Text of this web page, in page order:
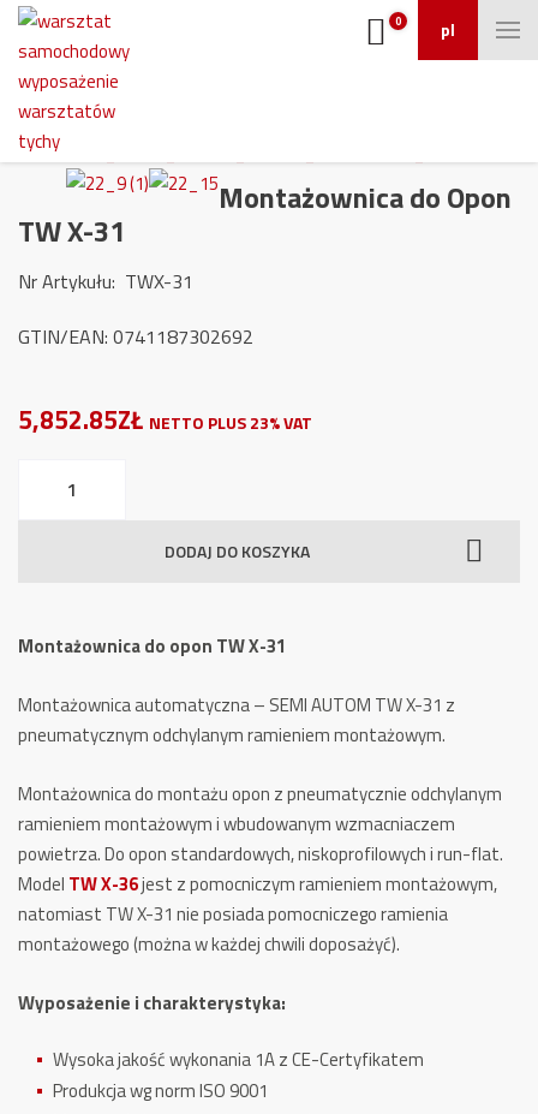
pl
0
Montażownica do Opon
TW X-31
Nr Artykułu: TWX-31
GTIN/EAN: 0741187302692
5,852.85ZŁ NETTO PLUS 23% VAT
Montażownica
31
DODAJ DO KOSZYKA
Montażownica do opon TW X-31
Montażownica automatyczna – SEMI AUTOM TW X-31 z
pneumatycznym odchylanym ramieniem montażowym.
Montażownica do montażu opon z pneumatycznie odchylanym
ramieniem montażowym i wbudowanym wzmacniaczem
powietrza. Do opon standardowych, niskoprofilowych i run-flat.
Model TW X-36jest z pomocniczym ramieniem montażowym,
natomiast TW X-31 nie posiada pomocniczego ramienia
montażowego (można w każdej chwili doposażyć).
Wyposażenie i charakterystyka:
Wysoka jakość wykonania 1A z CE-Certyfikatem
Produkcja wg norm ISO 9001